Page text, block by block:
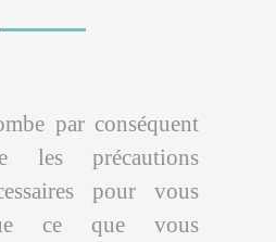
par conséquent
les précautions
pour vous
ce que vous